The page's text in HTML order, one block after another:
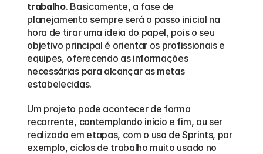
trabalho. Basicamente, a fase de
planejamento sempre será o passo inicial na
hora de tirar uma ideia do papel, pois o seu
objetivo principal é orientar os profissionais e
equipes, oferecendo as informações
necessárias para alcançar as metas
estabelecidas.
Um projeto pode acontecer de forma
recorrente, contemplando início e fim, ou ser
realizado em etapas, com o uso de Sprints, por
exemplo, ciclos de trabalho muito usado no